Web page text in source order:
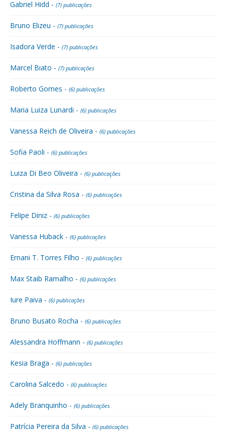
Gabriel Hidd - (7) publicações
Bruno Elizeu - (7) publicações
Isadora Verde - (7) publicações
Marcel Biato - (7) publicações
Roberto Gomes - (6) publicações
Maria Luiza Lunardi - (6) publicações
Vanessa Reich de Oliveira - (6) publicações
Sofia Paoli - (6) publicações
Luiza Di Beo Oliveira - (6) publicações
Cristina da Silva Rosa - (6) publicações
Felipe Diniz - (6) publicações
Vanessa Huback - (6) publicações
Ernani T. Torres Filho - (6) publicações
Max Staib Ramalho - (6) publicações
Iure Paiva - (6) publicações
Bruno Busato Rocha - (6) publicações
Alessandra Hoffmann - (6) publicações
Kesia Braga - (6) publicações
Carolina Salcedo - (6) publicações
Adely Branquinho - (6) publicações
Patrícia Pereira da Silva - (6) publicações